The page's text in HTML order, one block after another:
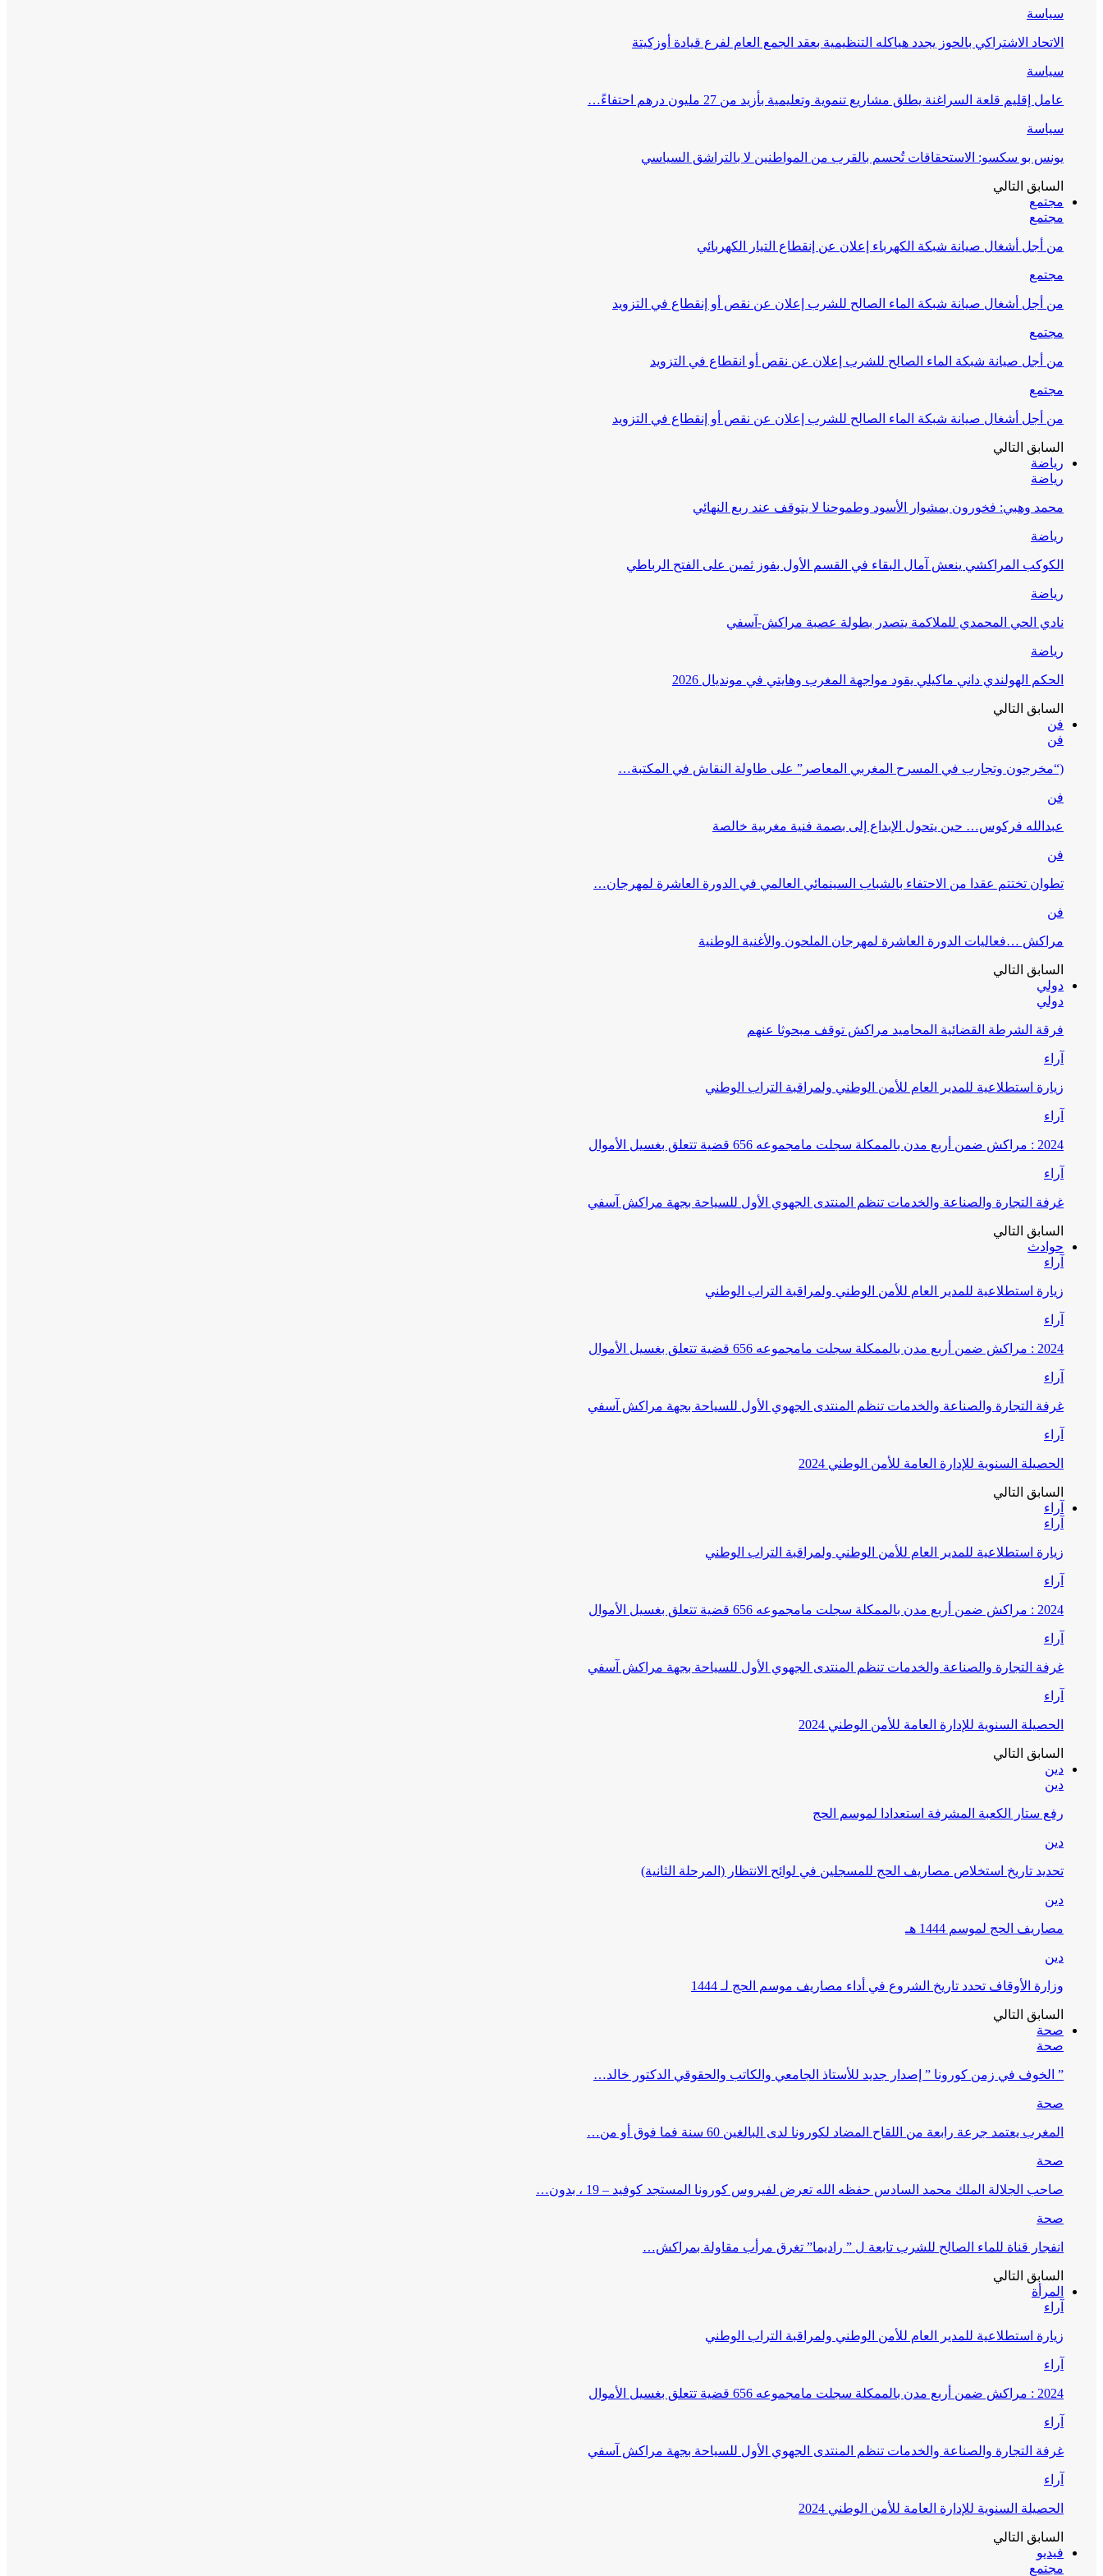
سياسة
الاتحاد الاشتراكي بالحوز يجدد هياكله التنظيمية بعقد الجمع العام لفرع قيادة أوزكيتة
سياسة
عامل إقليم قلعة السراغنة يطلق مشاريع تنموية وتعليمية بأزيد من 27 مليون درهم احتفاءً…
سياسة
يونس بو سكسو: الاستحقاقات تُحسم بالقرب من المواطنين لا بالتراشق السياسي
السابق التالي
مجتمع
مجتمع
من أجل أشغال صيانة شبكة الكهرباء إعلان عن إنقطاع التيار الكهربائي
مجتمع
من أجل أشغال صيانة شبكة الماء الصالح للشرب إعلان عن نقص أو إنقطاع في التزويد
مجتمع
من أجل صيانة شبكة الماء الصالح للشرب إعلان عن نقص أو انقطاع في التزويد
مجتمع
من أجل أشغال صيانة شبكة الماء الصالح للشرب إعلان عن نقص أو إنقطاع في التزويد
السابق التالي
رياضة
رياضة
محمد وهبي: فخورون بمشوار الأسود وطموحنا لا يتوقف عند ربع النهائي
رياضة
الكوكب المراكشي ينعش آمال البقاء في القسم الأول بفوز ثمين على الفتح الرباطي
رياضة
نادي الحي المحمدي للملاكمة يتصدر بطولة عصبة مراكش-آسفي
رياضة
الحكم الهولندي داني ماكيلي يقود مواجهة المغرب وهايتي في مونديال 2026
السابق التالي
فن
فن
(“مخرجون وتجارب في المسرح المغربي المعاصر” على طاولة النقاش في المكتبة…
فن
عبدالله فركوس… حين يتحول الإبداع إلى بصمة فنية مغربية خالصة
فن
تطوان تختتم عقدا من الاحتفاء بالشباب السينمائي العالمي في الدورة العاشرة لمهرجان…
فن
مراكش …فعاليات الدورة العاشرة لمهرجان الملحون والأغنية الوطنية
السابق التالي
دولي
دولي
فرقة الشرطة القضائية المحاميد مراكش توقف مبحوثا عنهم
آراء
زيارة استطلاعية للمدير العام للأمن الوطني ولمراقبة التراب الوطني
آراء
2024 : مراكش ضمن أربع مدن بالممكلة سجلت مامجموعه 656 قضية تتعلق بغسيل الأموال
آراء
غرفة التجارة والصناعة والخدمات تنظم المنتدى الجهوي الأول للسياحة بجهة مراكش آسفي
السابق التالي
حوادث
آراء
زيارة استطلاعية للمدير العام للأمن الوطني ولمراقبة التراب الوطني
آراء
2024 : مراكش ضمن أربع مدن بالممكلة سجلت مامجموعه 656 قضية تتعلق بغسيل الأموال
آراء
غرفة التجارة والصناعة والخدمات تنظم المنتدى الجهوي الأول للسياحة بجهة مراكش آسفي
آراء
الحصيلة السنوية للإدارة العامة للأمن الوطني 2024
السابق التالي
آراء
آراء
زيارة استطلاعية للمدير العام للأمن الوطني ولمراقبة التراب الوطني
آراء
2024 : مراكش ضمن أربع مدن بالممكلة سجلت مامجموعه 656 قضية تتعلق بغسيل الأموال
آراء
غرفة التجارة والصناعة والخدمات تنظم المنتدى الجهوي الأول للسياحة بجهة مراكش آسفي
آراء
الحصيلة السنوية للإدارة العامة للأمن الوطني 2024
السابق التالي
دين
دين
رفع ستار الكعبة المشرفة استعدادا لموسم الحج
دين
تحديد تاريخ استخلاص مصاريف الحج للمسجلين في لوائح الانتظار (المرحلة الثانية)
دين
مصاريف الحج لموسم 1444 هـ
دين
وزارة الأوقاف تحدد تاريخ الشروع في أداء مصاريف موسم الحج لـ 1444
السابق التالي
صحة
صحة
” الخوف في زمن كورونا ” إصدار جديد للأستاذ الجامعي والكاتب والحقوقي الدكتور خالد…
صحة
المغرب يعتمد جرعة رابعة من اللقاح المضاد لكورونا لدى البالغين 60 سنة فما فوق أو من…
صحة
صاحب الجلالة الملك محمد السادس حفظه الله تعرض لفيروس كورونا المستجد كوفيد – 19 ، بدون…
صحة
انفجار قناة للماء الصالح للشرب تابعة ل ” راديما” تغرق مرأب مقاولة بمراكش…
السابق التالي
المرأة
آراء
زيارة استطلاعية للمدير العام للأمن الوطني ولمراقبة التراب الوطني
آراء
2024 : مراكش ضمن أربع مدن بالممكلة سجلت مامجموعه 656 قضية تتعلق بغسيل الأموال
آراء
غرفة التجارة والصناعة والخدمات تنظم المنتدى الجهوي الأول للسياحة بجهة مراكش آسفي
آراء
الحصيلة السنوية للإدارة العامة للأمن الوطني 2024
السابق التالي
فيديو
مجتمع